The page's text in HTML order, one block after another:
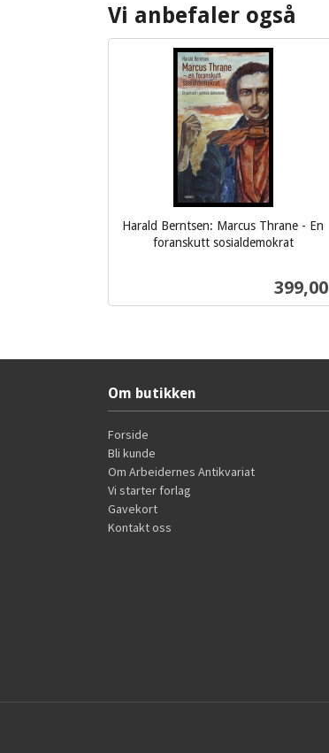
Vi anbefaler også
Harald Berntsen: Marcus Thrane - En
foranskutt sosialdemokrat
Pris
399,00
Om butikken
Forside
Bli kunde
Om Arbeidernes Antikvariat
Vi starter forlag
Gavekort
Kontakt oss